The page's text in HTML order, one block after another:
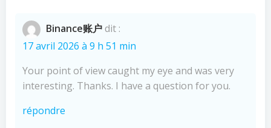
Binance账户dit :
17 avril 2026 à 9 h 51 min
Your point of view caught my eye and was very
interesting. Thanks. I have a question for you.
répondre